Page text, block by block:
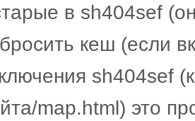
в sh404sef
кеш (если
sh404sef
map.html) это